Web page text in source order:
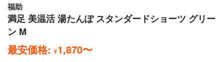
福助
満足 美温活 湯たんぽ スタンダードショーツ グリー
ン M
最安価格: ¥1,870〜